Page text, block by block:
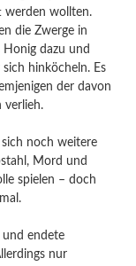
werden wollten.
die Zwerge in
Honig dazu und
hinköcheln. Es
der davon
verlieh.
noch weitere
Mord und
spielen – doch
und endete
nur